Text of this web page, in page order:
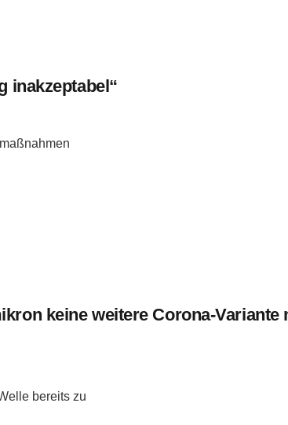
inakzeptabel“
keine weitere Corona-
bereits zu